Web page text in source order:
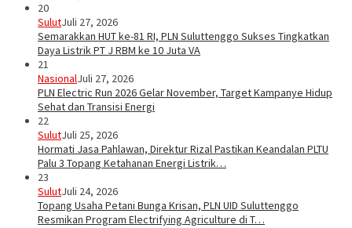
20
SulutJuli 27, 2026
Semarakkan HUT ke-81 RI, PLN Suluttenggo Sukses Tingkatkan
Daya Listrik PT J RBM ke 10 Juta VA
21
NasionalJuli 27, 2026
PLN Electric Run 2026 Gelar November, Target Kampanye Hidup
Sehat dan Transisi Energi
22
SulutJuli 25, 2026
Hormati Jasa Pahlawan, Direktur Rizal Pastikan Keandalan PLTU
Palu 3 Topang Ketahanan Energi Listrik…
23
SulutJuli 24, 2026
Topang Usaha Petani Bunga Krisan, PLN UID Suluttenggo
Resmikan Program Electrifying Agriculture di T…